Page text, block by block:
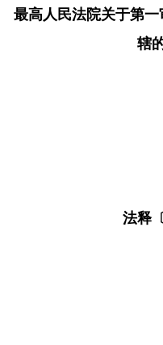
最高人民法院关于第
辖
法释